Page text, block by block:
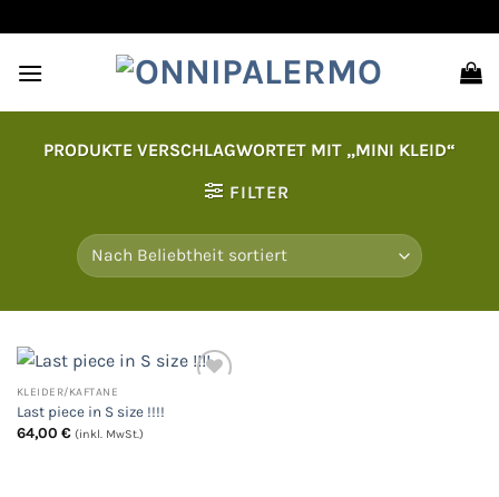
Inhalt
springen
PRODUKTE VERSCHLAGWORTET MIT „MINI KLEID“
FILTER
KLEIDER/KAFTANE
Last piece in S size !!!!
64,00 € (inkl. MwSt.)